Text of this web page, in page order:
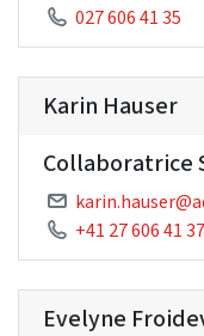
027 606 41 35
Karin Hauser
Collaboratrice
+41 27 606 41 37
Evelyne